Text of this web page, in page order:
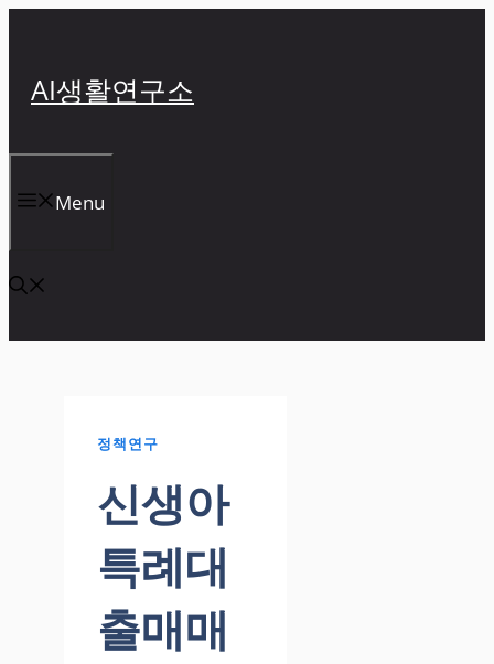
너
기
AI생활연구소
Menu
정책연구
신생아
특례대
출매매